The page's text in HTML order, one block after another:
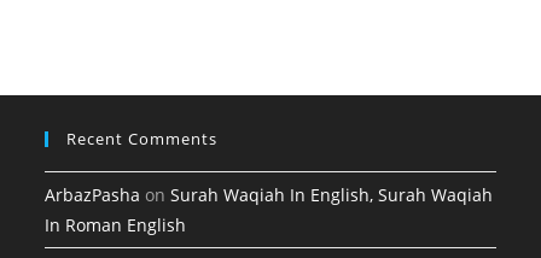
tab
Recent Comments
ArbazPasha onSurah Waqiah In English, Surah Waqiah
In Roman English